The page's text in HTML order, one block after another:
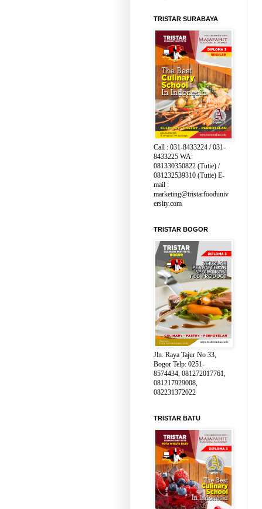
TRISTAR SURABAYA
Call : 031-8433224 / 031-
8433225 WA:
081330350822 (Tutie) /
081232539310 (Tutie) E-
mail :
marketing@tristarfooduniv
ersity.com
TRISTAR BOGOR
Jln. Raya Tajur No 33,
Bogor Telp: 0251-
8574434, 081272017761,
081217929008,
082231372022
TRISTAR BATU